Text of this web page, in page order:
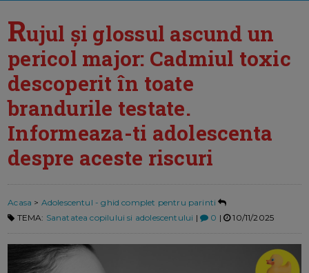
Rujul și glossul ascund un
pericol major: Cadmiul toxic
descoperit în toate
brandurile testate.
Informeaza-ti adolescenta
despre aceste riscuri
Acasa > Adolescentul - ghid complet pentru parinti
TEMA: Sanatatea copilului si adolescentului | 0 | 10/11/2025